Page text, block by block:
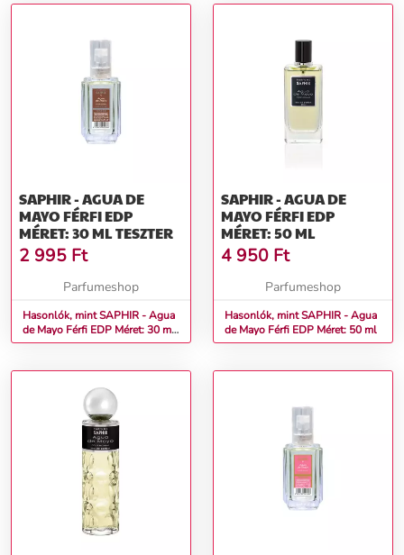
SAPHIR - AGUA DE
MAYO FÉRFI EDP
MÉRET: 30 ML TESZTER
2 995 Ft
Parfumeshop
Hasonlók, mint SAPHIR - Agua
de Mayo Férfi EDP Méret: 30 ml
teszter
SAPHIR - AGUA DE
MAYO FÉRFI EDP
MÉRET: 50 ML
4 950 Ft
Parfumeshop
Hasonlók, mint SAPHIR - Agua
de Mayo Férfi EDP Méret: 50 ml